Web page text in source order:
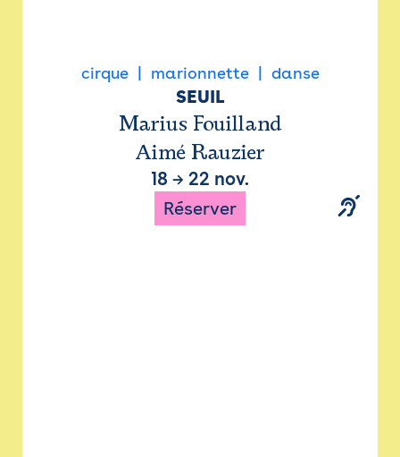
cirque marionnette danse
SEUIL
Marius Fouilland
Aimé Rauzier
18 → 22 nov.
Réserver